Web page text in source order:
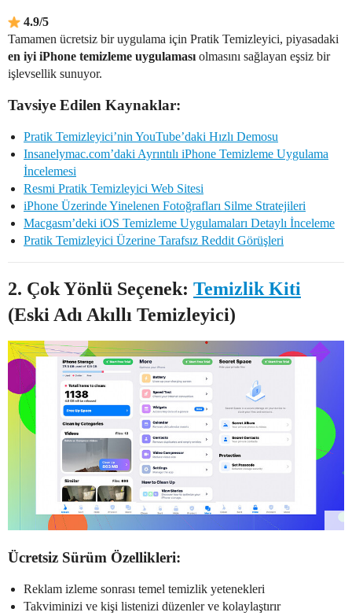
4.9/5
Tamamen ücretsiz bir uygulama için Pratik Temizleyici, piyasadaki
en iyi iPhone temizleme uygulaması olmasını sağlayan eşsiz bir
işlevsellik sunuyor.
Tavsiye Edilen Kaynaklar:
Pratik Temizleyici’nin YouTube’daki Hızlı Demosu
Insanelymac.com’daki Ayrıntılı iPhone Temizleme Uygulama
İncelemesi
Resmi Pratik Temizleyici Web Sitesi
iPhone Üzerinde Yinelenen Fotoğrafları Silme Stratejileri
Macgasm’deki iOS Temizleme Uygulamaları Detaylı İnceleme
Pratik Temizleyici Üzerine Tarafsız Reddit Görüşleri
2. Çok Yönlü Seçenek: Temizlik Kiti
(Eski Adı Akıllı Temizleyici)
Ücretsiz Sürüm Özellikleri:
Reklam izleme sonrası temel temizlik yetenekleri
Takviminizi ve kişi listenizi düzenler ve kolaylaştırır